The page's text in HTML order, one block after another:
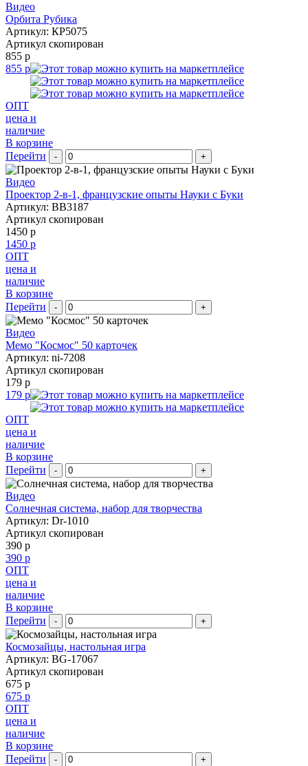
Видео
Орбита Рубика
Артикул: КР5075
Артикул скопирован
855 р
855 р
ОПТ
цена и
наличие
В корзине
Перейти
- +
Видео
Проектор 2-в-1, французские опыты Науки с Буки
Артикул: BB3187
Артикул скопирован
1450 р
1450 р
ОПТ
цена и
наличие
В корзине
Перейти
- +
Видео
Мемо "Космос" 50 карточек
Артикул: ni-7208
Артикул скопирован
179 р
179 р
ОПТ
цена и
наличие
В корзине
Перейти
- +
Видео
Солнечная система, набор для творчества
Артикул: Dr-1010
Артикул скопирован
390 р
390 р
ОПТ
цена и
наличие
В корзине
Перейти
- +
Космозайцы, настольная игра
Артикул: BG-17067
Артикул скопирован
675 р
675 р
ОПТ
цена и
наличие
В корзине
Перейти
- +